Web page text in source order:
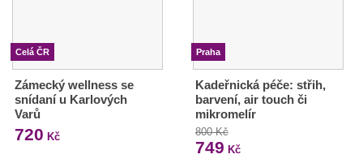
Celá ČR
Zámecký wellness se
snídaní u Karlových
Varů
720 Kč
Praha
Kadeřnická péče: střih,
barvení, air touch či
mikromelír
800 Kč
749 Kč